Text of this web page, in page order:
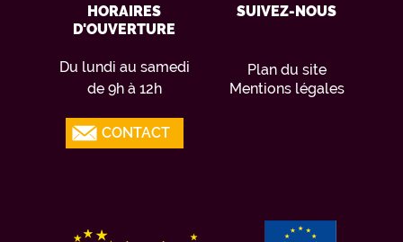
HORAIRES
D'OUVERTURE
Du lundi au samedi
de 9h à 12h
CONTACT
SUIVEZ-NOUS
Plan du site
Mentions légales